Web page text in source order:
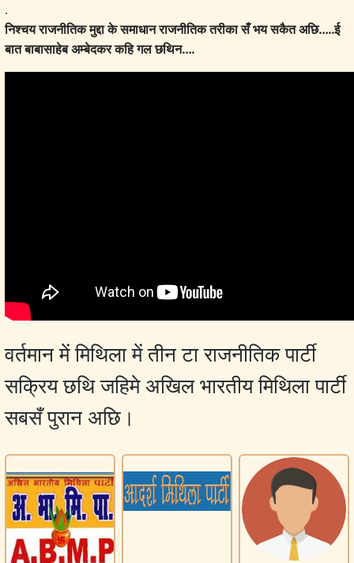
.
निश्चय राजनीतिक मुद्दा के समाधान राजनीतिक तरीका सँ भय सकैत अछि…..ई
बात बाबासाहेब अम्बेदकर कहि गल छथिन….
वर्तमान में मिथिला में तीन टा राजनीतिक पार्टी
सक्रिय छथि जहिमे अखिल भारतीय मिथिला पार्टी
सबसँ पुरान अछि।